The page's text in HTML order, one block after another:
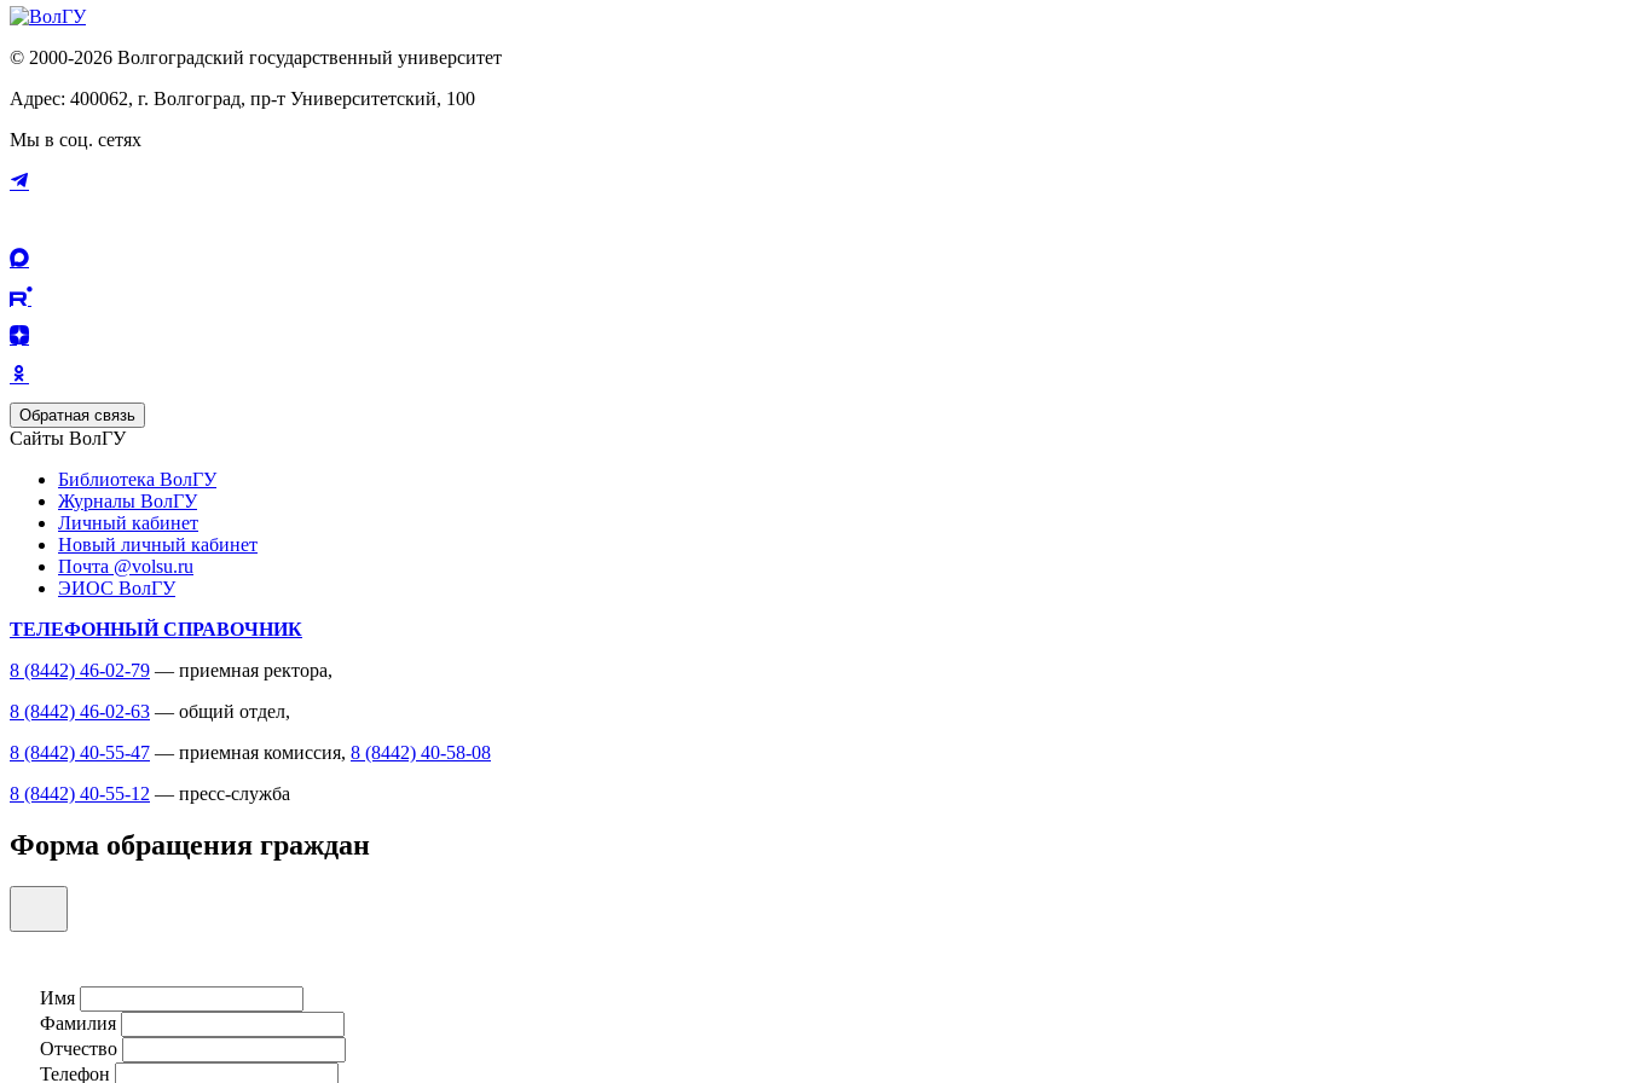
© 2000-2026 Волгоградский государственный университет
Адрес: 400062, г. Волгоград, пр-т Университетский, 100
Мы в соц. сетях
Обратная связь
Сайты ВолГУ
Библиотека ВолГУ
Журналы ВолГУ
Личный кабинет
Новый личный кабинет
Почта @volsu.ru
ЭИОС ВолГУ
ТЕЛЕФОННЫЙ СПРАВОЧНИК
8 (8442) 46-02-79 — приемная ректора,
8 (8442) 46-02-63 — общий отдел,
8 (8442) 40-55-47 — приемная комиссия, 8 (8442) 40-58-08
8 (8442) 40-55-12 — пресс-служба
Форма обращения граждан
Имя
Фамилия
Отчество
Телефон